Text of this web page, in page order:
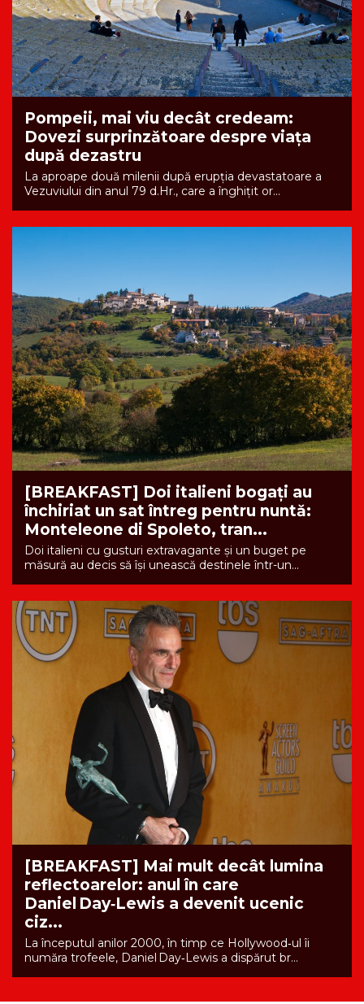
Pompeii, mai viu decât credeam:
Dovezi surprinzătoare despre viața
după dezastru
La aproape două milenii după erupția devastatoare a
Vezuviului din anul 79 d.Hr., care a înghițit or...
[BREAKFAST] Doi italieni bogați au
închiriat un sat întreg pentru nuntă:
Monteleone di Spoleto, tran...
Doi italieni cu gusturi extravagante și un buget pe
măsură au decis să își unească destinele într-un...
[BREAKFAST] Mai mult decât lumina
reflectoarelor: anul în care
Daniel Day‑Lewis a devenit ucenic
ciz...
La începutul anilor 2000, în timp ce Hollywood‑ul îi
număra trofeele, Daniel Day‑Lewis a dispărut br...